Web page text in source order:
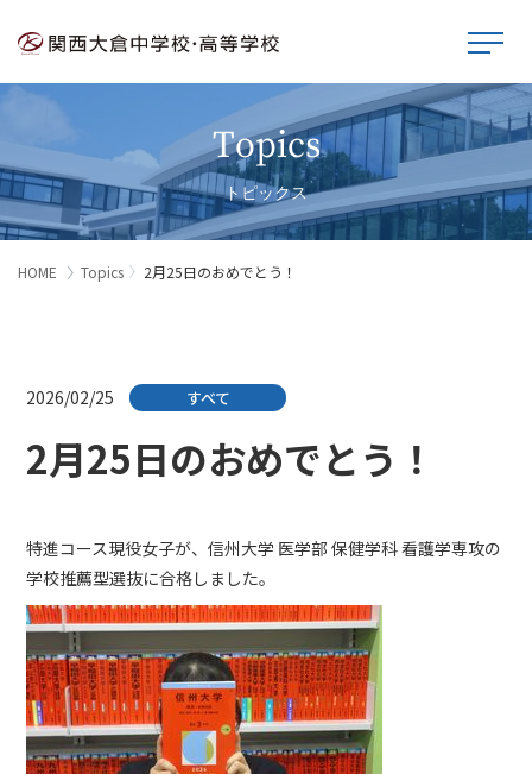
Topics
トピックス
HOME Topics 2月25日のおめでとう！
2026/02/25 すべて
2月25日のおめでとう！
特進コース現役女子が、信州大学 医学部 保健学科 看護学専攻の
学校推薦型選抜に合格しました。